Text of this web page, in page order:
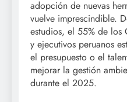
adopción de nuevas
vuelve imprescindible.
estudios, el 55% de los
y ejecutivos peruanos
el presupuesto o el
mejorar la gestión
durante el 2025.